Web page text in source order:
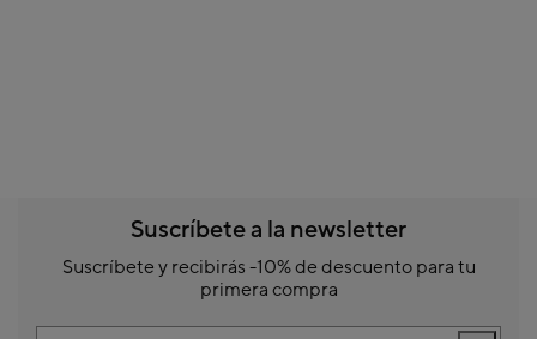
Suscríbete a la newsletter
Suscríbete y recibirás -10% de descuento para tu
primera compra